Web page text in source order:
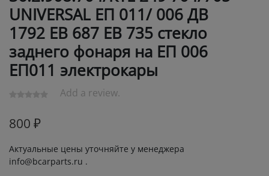
UNIVERSAL ЕП 011/ 006 ДВ
1792 ЕВ 687 ЕВ 735 стекло
заднего фонаря на ЕП 006
ЕП011 электрокары
Add a review.
800 ₽
Актуальные цены уточняйте у менеджера
info@bcarparts.ru .